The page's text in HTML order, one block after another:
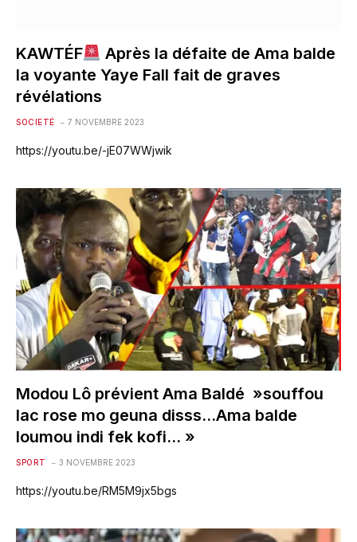
KAWTÉF
Après la défaite de Ama balde
la voyante Yaye Fall fait de graves
révélations
SOCIETÉ 7 NOVEMBRE 2023
https://youtu.be/-jE07WWjwik
Modou Lô prévient Ama Baldé »souffou
lac rose mo geuna disss…Ama balde
loumou indi fek kofi… »
SPORT 3 NOVEMBRE 2023
https://youtu.be/RM5M9jx5bgs